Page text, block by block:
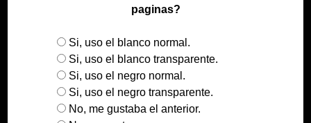
paginas?
Si, uso el blanco normal.
Si, uso el blanco transparente.
Si, uso el negro normal.
Si, uso el negro transparente.
No, me gustaba el anterior.